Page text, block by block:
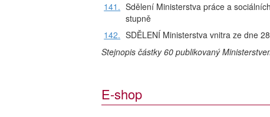
141. Sdělení Ministerstva práce a
stupně
142. SDĚLENÍ Ministerstva vnitra ze dne
Stejnopis částky 60 publikovaný
E-shop